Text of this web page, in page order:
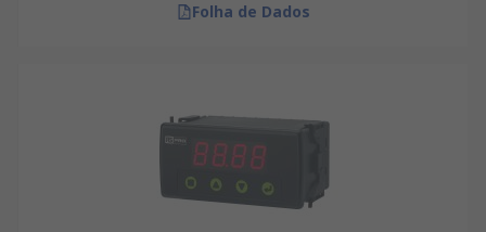
Folha de Dados